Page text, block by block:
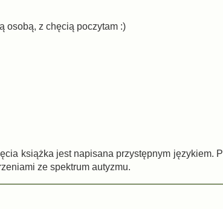
osobą, z chęcią poczytam :)
książka jest napisana przystępnym językiem.
ze spektrum autyzmu.